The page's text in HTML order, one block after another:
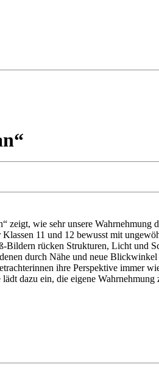
zeigt, wie sehr unsere
11 und 12 bewusst mit
Bildern rücken Strukturen, Licht und
durch Nähe und neue
ihre Perspektive immer
dazu ein, die eigene